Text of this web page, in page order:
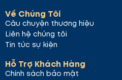
Về Chúng Tôi
Câu chuyện thương hiệu
Liên hệ chúng tôi
Tin tức sự kiện
Hỗ Trợ Khách Hàng
Chính sách bảo mật